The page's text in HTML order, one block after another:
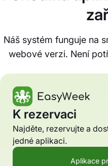
Náš systém funguje na
webové verzi. Není
K rezervaci
Najděte, rezervujte a
jedné aplikaci.
Aplikace